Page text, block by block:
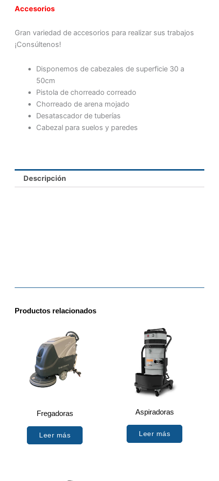
Accesorios
Gran variedad de accesorios para realizar sus trabajos
¡Consúltenos!
Disponemos de cabezales de superficie 30 a
50cm
Pistola de chorreado correado
Chorreado de arena mojado
Desatascador de tuberías
Cabezal para suelos y paredes
Descripción
Productos relacionados
Fregadoras
Leer más
Aspiradoras
Leer más